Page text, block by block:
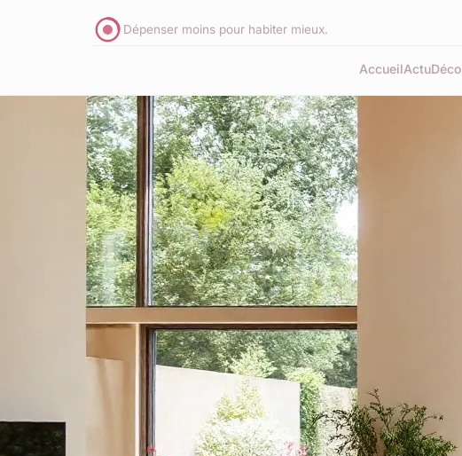
Dépenser moins pour habiter mieux.
AccueilActuDéco